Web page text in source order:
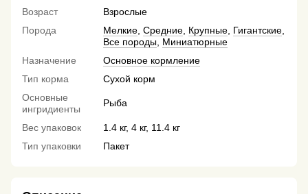
Возраст
Взрослые
Порода
Мелкие Средние Крупные Гигантские
Все породы Миниатюрные
Назначение
Основное кормление
Тип корма
Сухой корм
Основные
ингридиенты
Рыба
Вес упаковок
1.4 кг, 4 кг, 11.4 кг
Тип упаковки
Пакет